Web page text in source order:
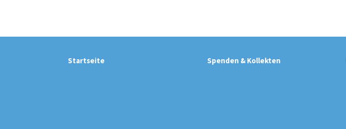
Startseite Spenden & Kollekten